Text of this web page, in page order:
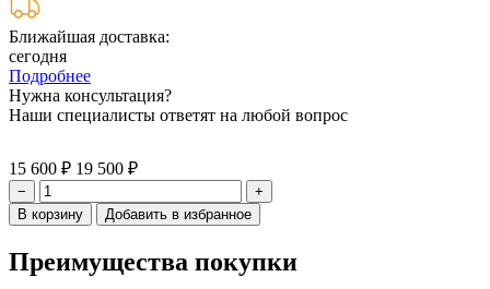
Ближайшая доставка:
сегодня
Подробнее
Нужна консультация?
Наши специалисты ответят на любой вопрос
15 600 ₽ 19 500 ₽
−
+
В корзину
Добавить в избранное
Преимущества покупки